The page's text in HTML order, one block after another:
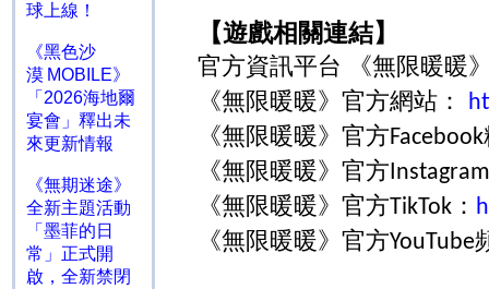
球上線！
《黑色沙
漠 MOBILE》
「2026海地爾
宴會」釋出未
來更新情報
《無期迷途》
全新主題活動
「墨菲的日
常」正式開
啟，全新禁閉
【遊戲相關連結】
官方資訊平台 《無限暖暖
《無限暖暖》官方網站：
《無限暖暖》官方Facebook
《無限暖暖》官方Instagram
《無限暖暖》官方TikTok ：
《無限暖暖》官方YouTube